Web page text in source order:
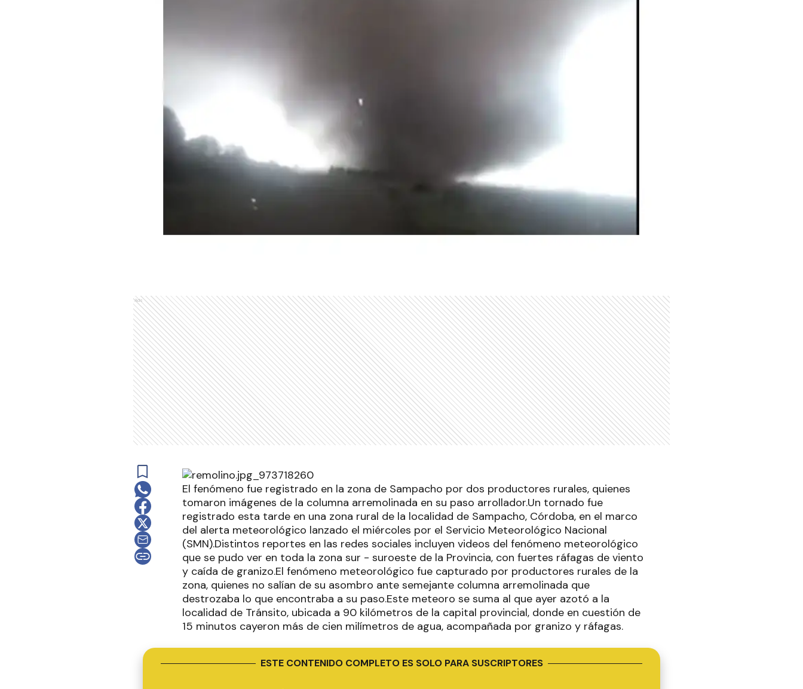
Ads
El fenómeno fue registrado en la zona de Sampacho por dos productores rurales, quienes
tomaron imágenes de la columna arremolinada en su paso arrollador.Un tornado fue
registrado esta tarde en una zona rural de la localidad de Sampacho, Córdoba, en el marco
del alerta meteorológico lanzado el miércoles por el Servicio Meteorológico Nacional
(SMN).Distintos reportes en las redes sociales incluyen videos del fenómeno meteorológico
que se pudo ver en toda la zona sur - suroeste de la Provincia, con fuertes ráfagas de viento
y caída de granizo.El fenómeno meteorológico fue capturado por productores rurales de la
zona, quienes no salían de su asombro ante semejante columna arremolinada que
destrozaba lo que encontraba a su paso.Este meteoro se suma al que ayer azotó a la
localidad de Tránsito, ubicada a 90 kilómetros de la capital provincial, donde en cuestión de
15 minutos cayeron más de cien milímetros de agua, acompañada por granizo y ráfagas.
ESTE CONTENIDO COMPLETO ES SOLO PARA SUSCRIPTORES